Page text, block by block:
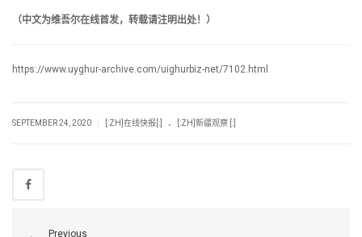
（中文为维吾尔在线首发，转载请注明出处！）
https://www.uyghur-archive.com/uighurbiz-net/7102.html
SEPTEMBER 24, 2020 [:ZH]在线快报[:] . [:ZH]新疆观察 [:]
Previous